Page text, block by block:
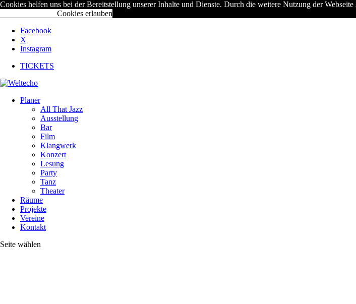
Cookies helfen uns bei der Bereitstellung unserer Inhalte und Dienste. Durch die weitere Nutzung der
Cookies erlauben
Facebook
X
Instagram
TICKETS
Planer
All That Jazz
Ausstellung
Bar
Film
Klangwerk
Konzert
Lesung
Party
Tanz
Theater
Räume
Projekte
Vereine
Kontakt
Seite wählen